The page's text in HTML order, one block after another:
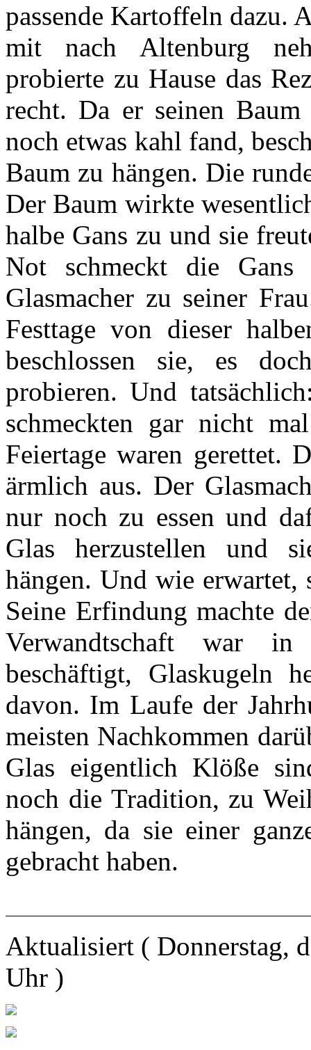
passende Kartoffeln dazu.
mit nach Altenburg
probierte zu Hause das
recht. Da er seinen
noch etwas kahl fand,
Baum zu hängen. Die
Der Baum wirkte
halbe Gans zu und sie
Not schmeckt die Gans
Glasmacher zu seiner
Festtage von dieser
beschlossen sie, es
probieren. Und
schmeckten gar nicht
Feiertage waren gerettet.
ärmlich aus. Der
nur noch zu essen und
Glas herzustellen und
hängen. Und wie erwartet,
Seine Erfindung machte
Verwandtschaft war
beschäftigt, Glaskugeln
davon. Im Laufe der
meisten Nachkommen
Glas eigentlich Klöße
noch die Tradition, zu
hängen, da sie einer
gebracht haben.
Aktualisiert ( Donnerstag,
Uhr )